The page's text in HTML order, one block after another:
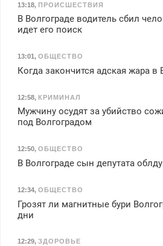
13:18, ПРОИСШЕСТВИЯ
В Волгограде водитель сбил
идет его поиск
13:01, ОБЩЕСТВО
Когда закончится адская жара в
12:58, КРИМИНАЛ
Мужчину осудят за убийство
под Волгоградом
12:50, ОБЩЕСТВО
В Волгограде сын депутата
12:34, ОБЩЕСТВО
Грозят ли магнитные бури
дни
12:29, ЗДОРОВЬЕ